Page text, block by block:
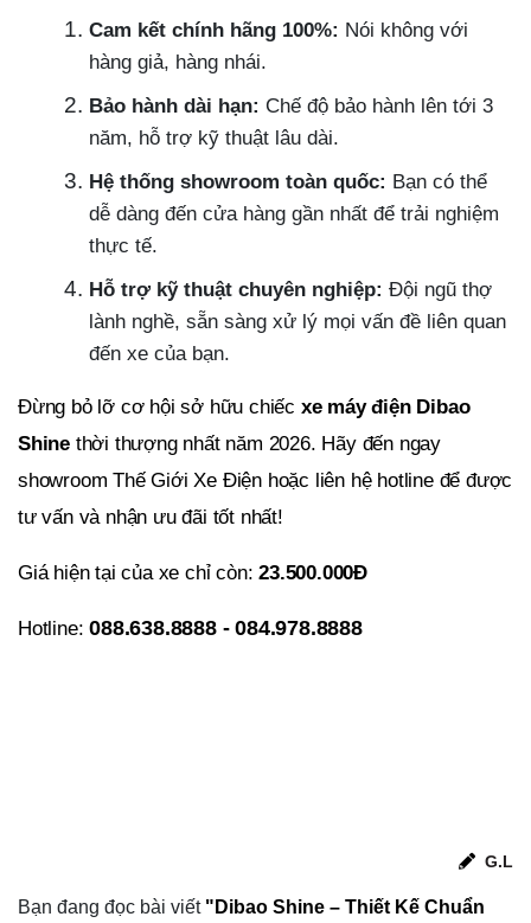
Cam kết chính hãng 100%: Nói không với
hàng giả, hàng nhái.
Bảo hành dài hạn: Chế độ bảo hành lên tới 3
năm, hỗ trợ kỹ thuật lâu dài.
Hệ thống showroom toàn quốc: Bạn có thể
dễ dàng đến cửa hàng gần nhất để trải nghiệm
thực tế.
Hỗ trợ kỹ thuật chuyên nghiệp: Đội ngũ thợ
lành nghề, sẵn sàng xử lý mọi vấn đề liên quan
đến xe của bạn.
Đừng bỏ lỡ cơ hội sở hữu chiếc xe máy điện Dibao
Shine thời thượng nhất năm 2026. Hãy đến ngay
showroom Thế Giới Xe Điện hoặc liên hệ hotline để được
tư vấn và nhận ưu đãi tốt nhất!
Giá hiện tại của xe chỉ còn:23.500.000Đ
Hotline:088.638.8888 - 084.978.8888
G.L
Bạn đang đọc bài viết "Dibao Shine – Thiết Kế Chuẩn